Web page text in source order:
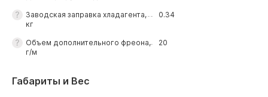
Заводская заправка хладагента,
кг
0.34
Объем дополнительного фреона,
г/м
20
Габариты и Вес